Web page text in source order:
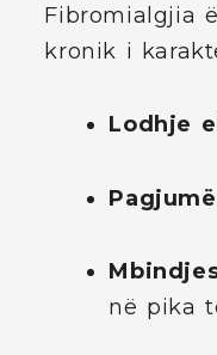
Fibromialgjia
kronik i
Lodhje
në pika